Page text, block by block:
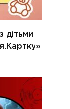
дітьми